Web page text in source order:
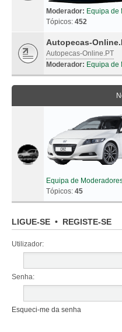
Moderador: Equipa de
Tópicos: 452
Autopecas-
Autopecas-Online.PT
Moderador: Equipa de
Equipa de
Tópicos: 45
LIGUE-SE • REGISTE-SE
Utilizador:
Senha:
Esqueci-me da senha